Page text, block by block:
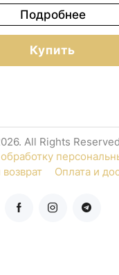
Подробнее
Купить
All Rights
Оплата и